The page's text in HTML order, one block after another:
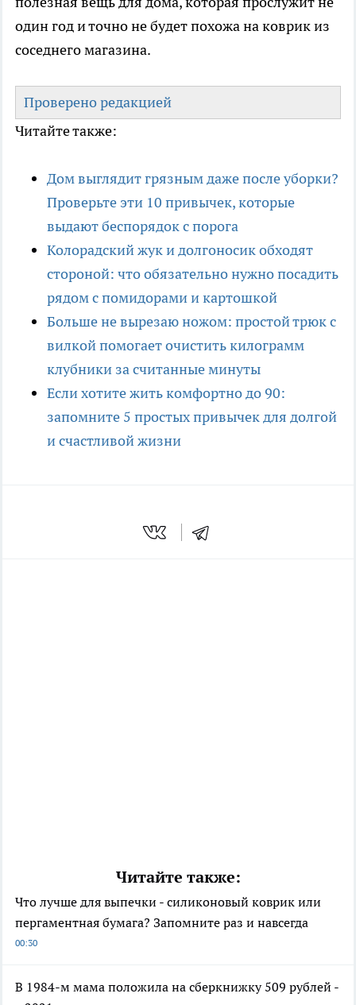
один год и точно не будет похожа на коврик из
соседнего магазина.
Проверено редакцией
Читайте также:
Дом выглядит грязным даже после уборки?
Проверьте эти 10 привычек, которые
выдают беспорядок с порога
Колорадский жук и долгоносик обходят
стороной: что обязательно нужно посадить
рядом с помидорами и картошкой
Больше не вырезаю ножом: простой трюк с
вилкой помогает очистить килограмм
клубники за считанные минуты
Если хотите жить комфортно до 90:
запомните 5 простых привычек для долгой
и счастливой жизни
Читайте также:
Что лучше для выпечки - силиконовый коврик или
пергаментная бумага? Запомните раз и навсегда
00:30
В 1984-м мама положила на сберкнижку 509 рублей -